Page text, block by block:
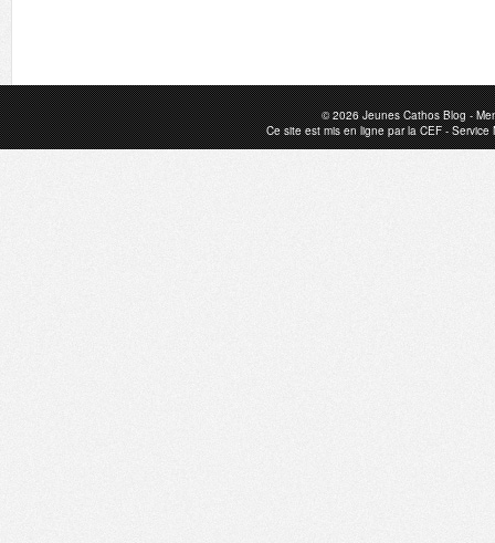
© 2026Jeunes Cathos Blog-
Ce site est mis en ligne par laCEF-Service